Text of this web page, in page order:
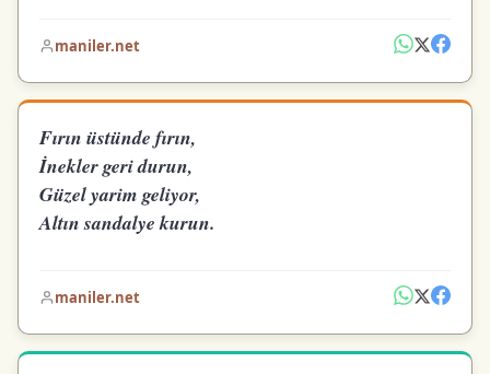
maniler.net
Fırın üstünde fırın,
İnekler geri durun,
Güzel yarim geliyor,
Altın sandalye kurun.
maniler.net